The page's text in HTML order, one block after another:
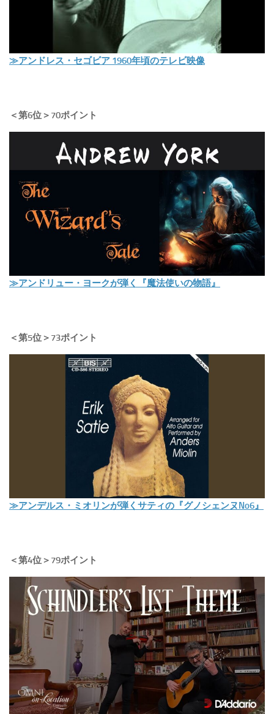
≫アンドレス・セゴビア 1960年頃のテレビ映像
＜第6位＞70ポイント
≫アンドリュー・ヨークが弾く『魔法使いの物語』
＜第5位＞73ポイント
≫アンデルス・ミオリンが弾くサティの『グノシェンヌNo6』
＜第4位＞79ポイント